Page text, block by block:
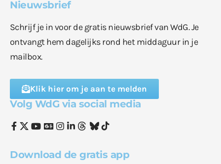
Nieuwsbrief
Schrijf je in voor de gratis nieuwsbrief van WdG. Je
ontvangt hem dagelijks rond het middaguur in je
mailbox.
Klik hier om je aan te melden
Volg WdG via social media
Download de gratis app